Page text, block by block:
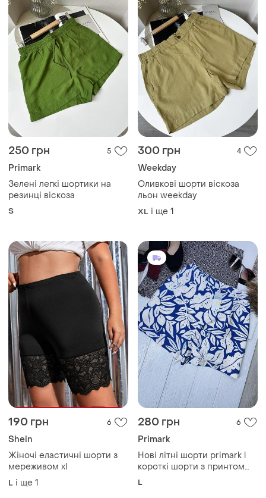
250 грн 5
Primark
Зелені легкі шортики на
резинці віскоза
S
300 грн 4
Weekday
Оливкові шорти віскоза
льон weekday
XL і ще 1
190 грн 6
Shein
Жіночі еластичні шорти з
мереживом xl
L і ще 1
280 грн 6
Primark
Нові літні шорти primark l
короткі шорти з принтом
жіночі шорти на літо
L